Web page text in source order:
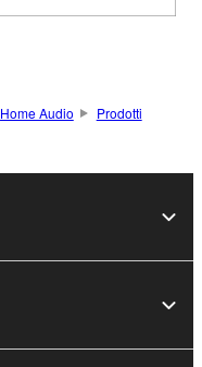
Home Audio
Prodotti